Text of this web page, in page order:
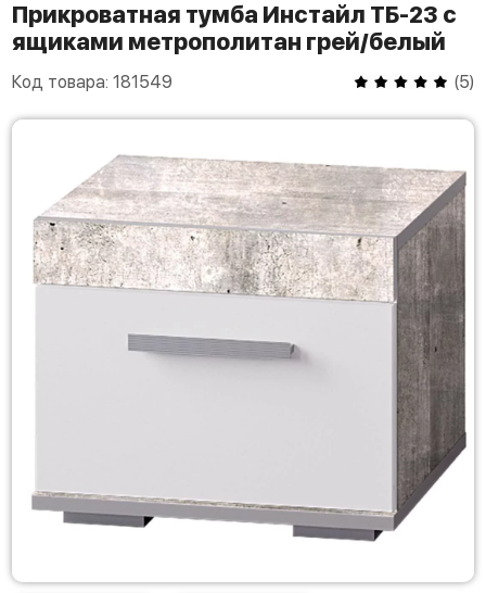
Прикроватная тумба Инстайл ТБ-23 с
ящиками метрополитан грей/белый
Код товара: 181549 (5)